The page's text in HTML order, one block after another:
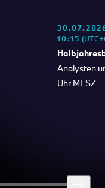
10:15
Analysten
Uhr MESZ